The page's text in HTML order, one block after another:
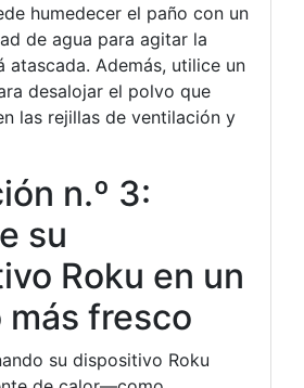
humedecer el paño con un
de agua para agitar la
atascada. Además, utilice un
desalojar el polvo que
las rejillas de ventilación y
n.º 3:
su
Roku en un
fresco
su dispositivo Roku